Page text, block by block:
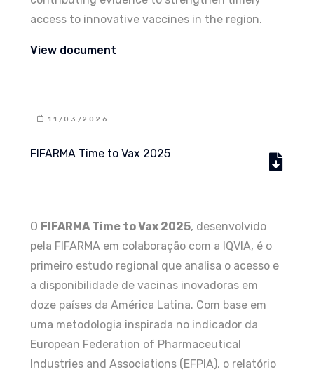
access to innovative vaccines in the region.
View document
11/03/2026
FIFARMA Time to Vax 2025
O FIFARMA Time to Vax 2025, desenvolvido
pela FIFARMA em colaboração com a IQVIA, é o
primeiro estudo regional que analisa o acesso e
a disponibilidade de vacinas inovadoras em
doze países da América Latina. Com base em
uma metodologia inspirada no indicador da
European Federation of Pharmaceutical
Industries and Associations (EFPIA), o relatório